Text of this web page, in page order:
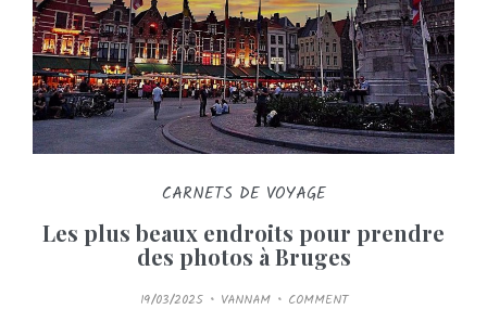
CARNETS DE VOYAGE
Les plus beaux endroits pour prendre
des photos à Bruges
P
O19/03/2025 VANNAM COMMENT